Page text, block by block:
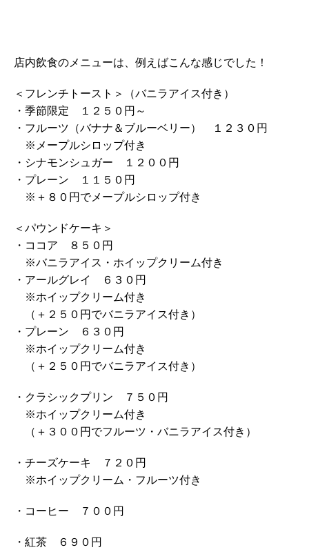
店内飲食のメニューは、例えばこんな感じでした！
＜フレンチトースト＞（バニラアイス付き）
・季節限定 １２５０円～
・フルーツ（バナナ＆ブルーベリー） １２３０円
※メープルシロップ付き
・シナモンシュガー １２００円
・プレーン １１５０円
※＋８０円でメープルシロップ付き
＜パウンドケーキ＞
・ココア ８５０円
※バニラアイス・ホイップクリーム付き
・アールグレイ ６３０円
※ホイップクリーム付き
（＋２５０円でバニラアイス付き）
・プレーン ６３０円
※ホイップクリーム付き
（＋２５０円でバニラアイス付き）
・クラシックプリン ７５０円
※ホイップクリーム付き
（＋３００円でフルーツ・バニラアイス付き）
・チーズケーキ ７２０円
※ホイップクリーム・フルーツ付き
・コーヒー ７００円
・紅茶 ６９０円